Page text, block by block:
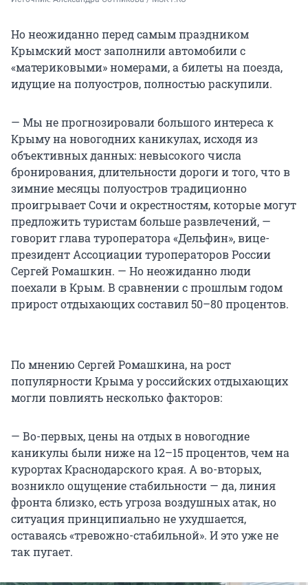
Но неожиданно перед самым праздником
Крымский мост заполнили автомобили с
«материковыми» номерами, а билеты на поезда,
идущие на полуостров, полностью раскупили.
— Мы не прогнозировали большого интереса к
Крыму на новогодних каникулах, исходя из
объективных данных: невысокого числа
бронирования, длительности дороги и того, что в
зимние месяцы полуостров традиционно
проигрывает Сочи и окрестностям, которые могут
предложить туристам больше развлечений, —
говорит глава туроператора «Дельфин», вице-
президент Ассоциации туроператоров России
Сергей Ромашкин. — Но неожиданно люди
поехали в Крым. В сравнении с прошлым годом
прирост отдыхающих составил 50–80 процентов.
По мнению Сергей Ромашкина, на рост
популярности Крыма у российских отдыхающих
могли повлиять несколько факторов:
— Во-первых, цены на отдых в новогодние
каникулы были ниже на 12–15 процентов, чем на
курортах Краснодарского края. А во-вторых,
возникло ощущение стабильности — да, линия
фронта близко, есть угроза воздушных атак, но
ситуация принципиально не ухудшается,
оставаясь «тревожно-стабильной». И это уже не
так пугает.